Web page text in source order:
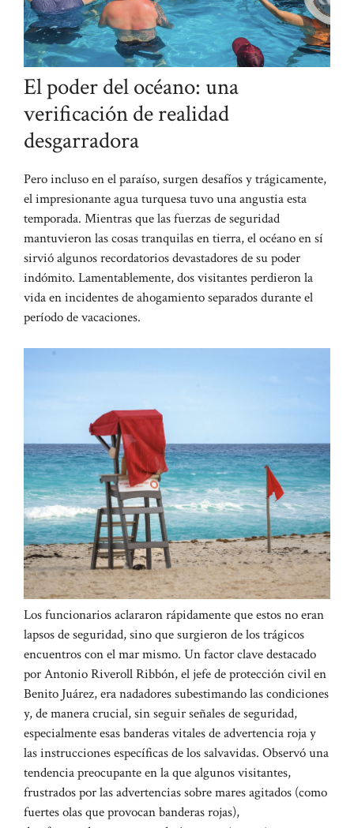
El poder del océano: una
verificación de realidad
desgarradora
Pero incluso en el paraíso, surgen desafíos y trágicamente,
el impresionante agua turquesa tuvo una angustia esta
temporada. Mientras que las fuerzas de seguridad
mantuvieron las cosas tranquilas en tierra, el océano en sí
sirvió algunos recordatorios devastadores de su poder
indómito. Lamentablemente, dos visitantes perdieron la
vida en incidentes de ahogamiento separados durante el
período de vacaciones.
Los funcionarios aclararon rápidamente que estos no eran
lapsos de seguridad, sino que surgieron de los trágicos
encuentros con el mar mismo. Un factor clave destacado
por Antonio Riveroll Ribbón, el jefe de protección civil en
Benito Juárez, era nadadores subestimando las condiciones
y, de manera crucial, sin seguir señales de seguridad,
especialmente esas banderas vitales de advertencia roja y
las instrucciones específicas de los salvavidas. Observó una
tendencia preocupante en la que algunos visitantes,
frustrados por las advertencias sobre mares agitados (como
fuertes olas que provocan banderas rojas),